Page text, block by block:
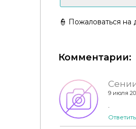
👮 Пожаловаться на
Комментарии:
9 июля
Ответить